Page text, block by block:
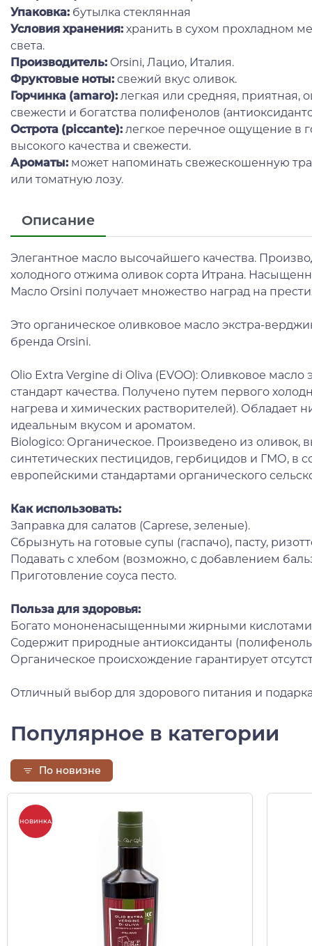
Упаковка: бутылка стеклянная
Условия хранения: хранить в сухом прохладном
света.
Производитель: Orsini, Лацио, Италия.
Фруктовые ноты: свежий вкус оливок.
Горчинка (amaro): легкая или средняя, приятная,
свежести и богатства полифенолов
Острота (piccante): легкое перечное ощущение в
высокого качества и свежести.
Ароматы: может напоминать свежескошенную
или томатную лозу.
Описание
Элегантное масло высочайшего качества.
холодного отжима оливок сорта Итрана.
Масло Orsini получает множество наград на
Это органическое оливковое масло экстра-
бренда Orsini.
Olio Extra Vergine di Oliva (EVOO): Оливковое
стандарт качества. Получено путем первого
нагрева и химических растворителей). Обладает
идеальным вкусом и ароматом.
Biologico: Органическое. Произведено из оливок,
синтетических пестицидов, гербицидов и ГМО, в
европейскими стандартами органического
Как использовать:
Заправка для салатов (Caprese, зеленые).
Сбрызнуть на готовые супы (гаспачо), пасту,
Подавать с хлебом (возможно, с добавлением
Приготовление соуса песто.
Польза для здоровья:
Богато мононенасыщенными жирными кислотами
Содержит природные антиоксиданты
Органическое происхождение гарантирует
Отличный выбор для здорового питания и
Популярное в категории
По новизне
НОВИНКА